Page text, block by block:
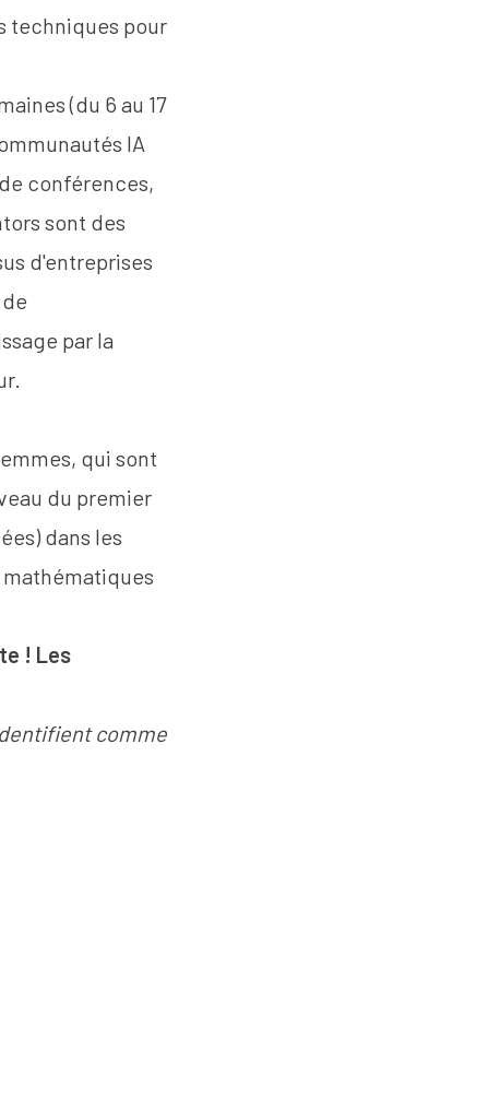
techniques pour
(du 6 au 17
IA
conférences,
sont des
d'entreprises
par la
qui sont
du premier
dans les
! Les
comme